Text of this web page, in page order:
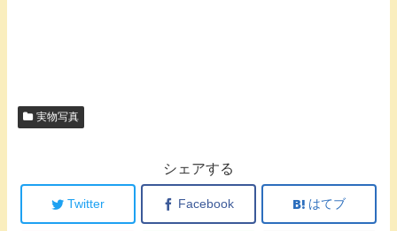
実物写真
シェアする
Twitter Facebook はてブ